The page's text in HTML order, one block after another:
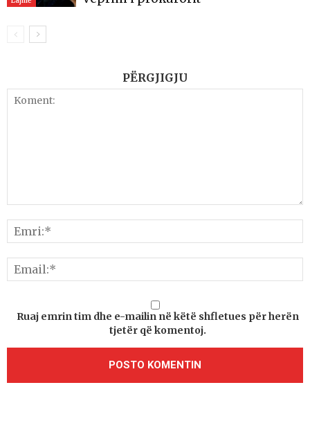
PËRGJIGJU
Ruaj emrin tim dhe e-mailin në këtë shfletues për herën
tjetër që komentoj.